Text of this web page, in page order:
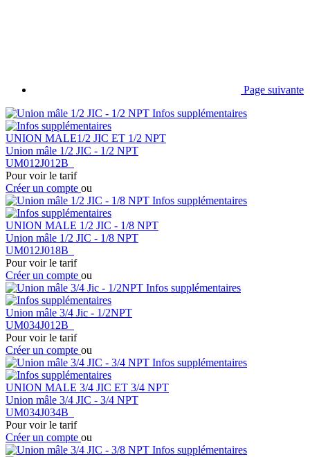
Page suivante
Infos supplémentaires
UNION MALE1/2 JIC ET 1/2 NPT
Union mâle 1/2 JIC - 1/2 NPT
UM012J012B
Pour voir le tarif
Créer un compte ou
Infos supplémentaires
UNION MALE 1/2 JIC - 1/8 NPT
Union mâle 1/2 JIC - 1/8 NPT
UM012J018B
Pour voir le tarif
Créer un compte ou
Infos supplémentaires
Union mâle 3/4 Jic - 1/2NPT
UM034J012B
Pour voir le tarif
Créer un compte ou
Infos supplémentaires
UNION MALE 3/4 JIC ET 3/4 NPT
Union mâle 3/4 JIC - 3/4 NPT
UM034J034B
Pour voir le tarif
Créer un compte ou
Infos supplémentaires